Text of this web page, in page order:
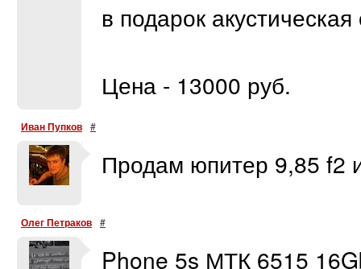
в подарок
Цена - 13000 руб.
Иван Пупков #
Продам юпитер 9,85 f2
Олег Петраков #
Phone 5s МТК 6515